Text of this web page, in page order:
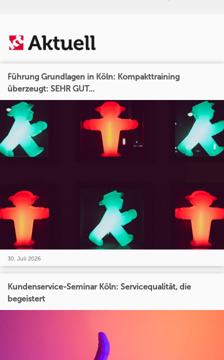
Führung Grundlagen in Köln: Kompakttraining
überzeugt: SEHR GUT...
30. Juli 2026
Kundenservice-Seminar Köln: Servicequalität, die
begeistert